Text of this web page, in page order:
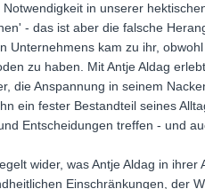
in unserer
- das ist aber die falsche
Unternehmens kam zu ihr,
zu haben. Mit Antje Aldag
die Anspannung in seinem
ein fester Bestandteil seines
Entscheidungen treffen - und
wider, was Antje Aldag in
Einschränkungen, der